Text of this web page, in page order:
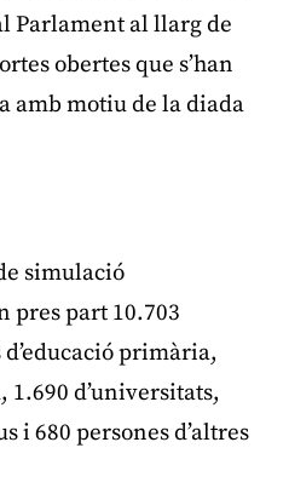
Parlament al llarg de
obertes que s’han
amb motiu de la diada
simulació
pres part 10.703
primària,
1.690 d’universitats,
i 680 persones d’altres